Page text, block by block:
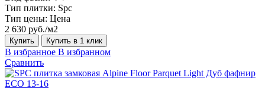
Тип плитки: Spc
Тип цены: Цена
2 630 руб./м2
Купить Купить в 1 клик
В избранное В избранном
Сравнить